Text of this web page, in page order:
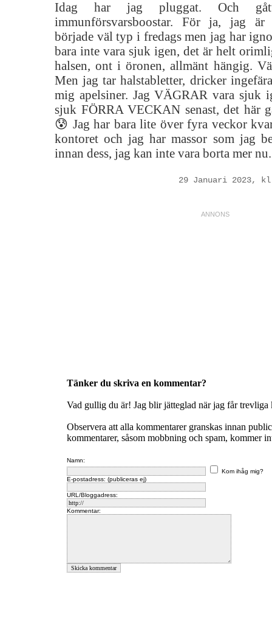
Idag har jag pluggat. Och
immunförsvarsboostar. För ja, jag
började väl typ i fredags men jag har
bara inte vara sjuk igen, det är helt
halsen, ont i öronen, allmänt hängig.
Men jag tar halstabletter, dricker
mig apelsiner. Jag VÄGRAR vara sjuk
sjuk FÖRRA VECKAN senast, det här
😰 Jag har bara lite över fyra veckor
kontoret och jag har massor som jag
innan dess, jag kan inte vara borta mer
29 Januari 2023,
Tänker du skriva en kommentar?
Vad gullig du är! Jag blir jätteglad när jag får trevliga
Observera att alla kommentarer granskas innan
kommentarer, såsom mobbning och spam, kommer
Namn:
Kom ihåg mig?
E-postadress: (publiceras ej)
URL/Bloggadress:
Kommentar: